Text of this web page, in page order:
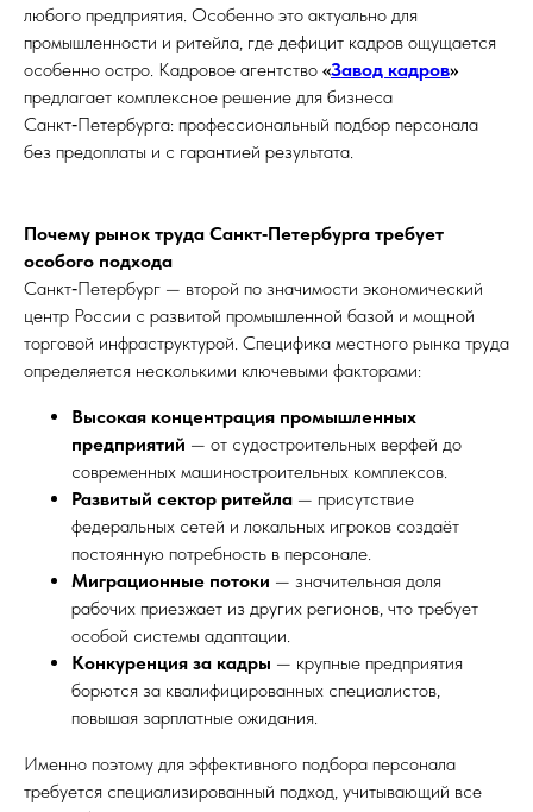
любого предприятия. Особенно это актуально для
промышленности и ритейла, где дефицит кадров ощущается
особенно остро. Кадровое агентство «Завод кадров»
предлагает комплексное решение для бизнеса
Санкт‑Петербурга: профессиональный подбор персонала
без предоплаты и с гарантией результата.
Почему рынок труда Санкт‑Петербурга требует
особого подхода
Санкт‑Петербург — второй по значимости экономический
центр России с развитой промышленной базой и мощной
торговой инфраструктурой. Специфика местного рынка труда
определяется несколькими ключевыми факторами:
Высокая концентрация промышленных
предприятий — от судостроительных верфей до
современных машиностроительных комплексов.
Развитый сектор ритейла — присутствие
федеральных сетей и локальных игроков создаёт
постоянную потребность в персонале.
Миграционные потоки — значительная доля
рабочих приезжает из других регионов, что требует
особой системы адаптации.
Конкуренция за кадры — крупные предприятия
борются за квалифицированных специалистов,
повышая зарплатные ожидания.
Именно поэтому для эффективного подбора персонала
требуется специализированный подход, учитывающий все